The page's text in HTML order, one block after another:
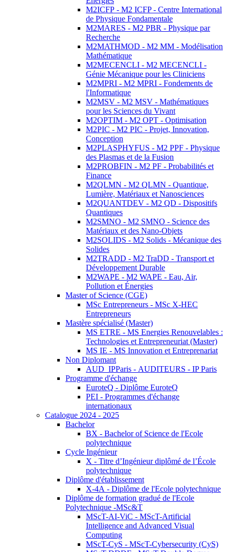
M2ICFP - M2 ICFP - Centre International
de Physique Fondamentale
M2MARES - M2 PBR - Physique par
Recherche
M2MATHMOD - M2 MM - Modélisation
Mathématique
M2MECENCLI - M2 MECENCLI -
Génie Mécanique pour les Cliniciens
M2MPRI - M2 MPRI - Fondements de
l'Informatique
M2MSV - M2 MSV - Mathématiques
pour les Sciences du Vivant
M2OPTIM - M2 OPT - Optimisation
M2PIC - M2 PIC - Projet, Innovation,
Conception
M2PLASPHYFUS - M2 PPF - Physique
des Plasmas et de la Fusion
M2PROBFIN - M2 PF - Probabilités et
Finance
M2QLMN - M2 QLMN - Quantique,
Lumière, Matériaux et Nanosciences
M2QUANTDEV - M2 QD - Dispositifs
Quantiques
M2SMNO - M2 SMNO - Science des
Matériaux et des Nano-Objets
M2SOLIDS - M2 Solids - Mécanique des
Solides
M2TRADD - M2 TraDD - Transport et
Développement Durable
M2WAPE - M2 WAPE - Eau, Air,
Pollution et Énergies
Master of Science (CGE)
MSc Entrepreneurs - MSc X-HEC
Entrepreneurs
Mastère spécialisé (Master)
MS ETRE - MS Energies Renouvelables :
Technologies et Entrepreneuriat (Master)
MS IE - MS Innovation et Entreprenariat
Non Diplomant
AUD_IPParis - AUDITEURS - IP Paris
Programme d'échange
EuroteQ - Diplôme EuroteQ
PEI - Programmes d'échange
internationaux
Catalogue 2024 - 2025
Bachelor
BX - Bachelor of Science de l'Ecole
polytechnique
Cycle Ingénieur
X - Titre d’Ingénieur diplômé de l’École
polytechnique
Diplôme d'établissement
X-4A - Diplôme de l'Ecole polytechnique
Diplôme de formation gradué de l'Ecole
Polytechnique -MSc&T
MScT-AI-ViC - MScT-Artificial
Intelligence and Advanced Visual
Computing
MScT-CyS - MScT-Cybersecurity (CyS)